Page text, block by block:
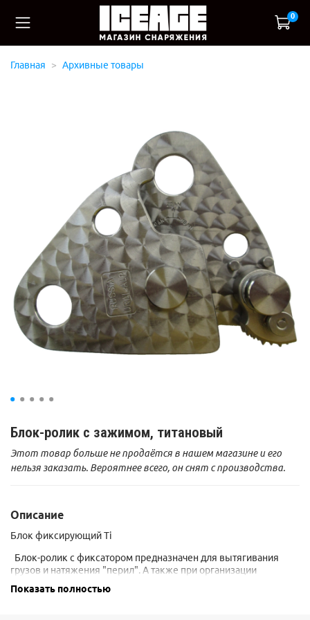
0
Главная Архивные товары
Блок-ролик с зажимом, титановый
Этот товар больше не продаётся в нашем магазине и его
нельзя заказать. Вероятнее всего, он снят с производства.
Описание
Блок фиксирующий Ti
Блок-ролик с фиксатором предназначен для вытягивания
грузов и натяжения "перил". А также при организации
Показать полностью